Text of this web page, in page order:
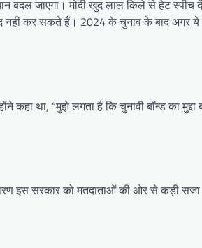
बदल जाएगा। मोदी खुद लाल किले से हेट स्पीच
नहीं कर सकते हैं। 2024 के चुनाव के बाद अगर
था, “मुझे लगता है कि चुनावी बॉन्ड का मुद्दा
इस सरकार को मतदाताओं की ओर से कड़ी सजा